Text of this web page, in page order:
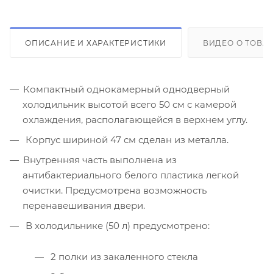
ОПИСАНИЕ И ХАРАКТЕРИСТИКИ ВИДЕО О
Компактный однокамерный однодверный
холодильник высотой всего 50 см с камерой
охлаждения, располагающейся в верхнем углу.
Корпус шириной 47 см сделан из металла.
Внутренняя часть выполнена из
антибактериального белого пластика легкой
очистки. Предусмотрена возможность
перенавешивания двери.
В холодильнике (50 л) предусмотрено:
2 полки из закаленного стекла